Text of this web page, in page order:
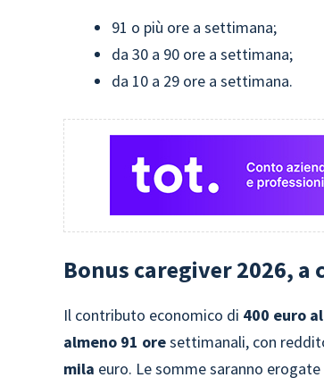
91 o più ore a settimana;
da 30 a 90 ore a settimana;
da 10 a 29 ore a settimana.
Bonus caregiver 2026, a
Il contributo economico di 400 euro
almeno 91 oresettimanali, con
mila euro. Le somme saranno